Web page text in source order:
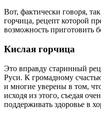
Вот, фактически говоря,
горчица, рецепт которой
возможность приготовить
Кислая горчица
Это вправду старинный
Руси. К громадному
и многие уверены в том,
исходя из этого, съедая
поддерживать здоровье в